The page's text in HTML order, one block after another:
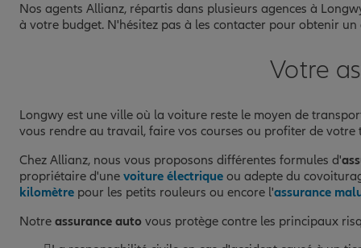
Nos agents Allianz, répartis dans plusieurs agences à
à votre budget. N'hésitez pas à les contacter pour obtenir
Votre
Longwy est une ville où la voiture reste le moyen de
vous rendre au travail, faire vos courses ou profiter de votre
Chez Allianz, nous vous proposons différentes formules d'
propriétaire d'une voiture électrique ou adepte du
kilomètre pour les petits rouleurs ou encore l'assurance
Notre assurance auto vous protège contre les principaux